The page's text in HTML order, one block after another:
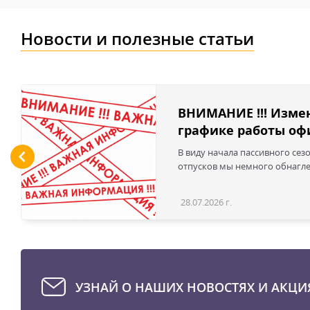
Новости и полезные статьи
ВНИМАНИЕ !!!
графике работы
В виду начала пассивного
отпусков мы немного
28.07.2026 г.
УЗНАЙ О НАШИХ НОВОСТЯХ И